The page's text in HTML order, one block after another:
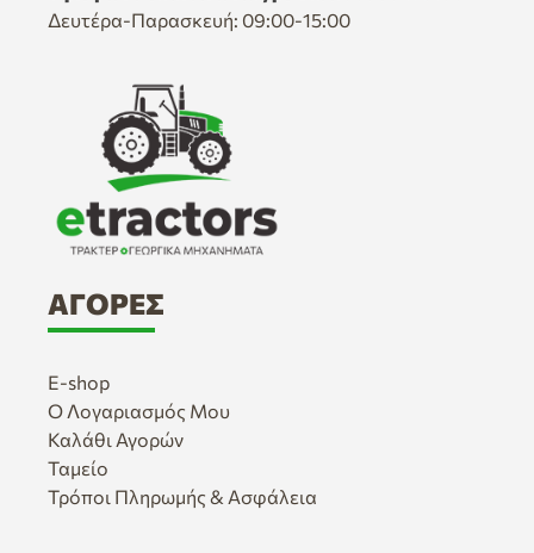
Δευτέρα-Παρασκευή: 09:00-15:00
ΑΓΟΡΈΣ
E-shop
Ο Λογαριασμός Μου
Καλάθι Αγορών
Ταμείο
Τρόποι Πληρωμής & Ασφάλεια